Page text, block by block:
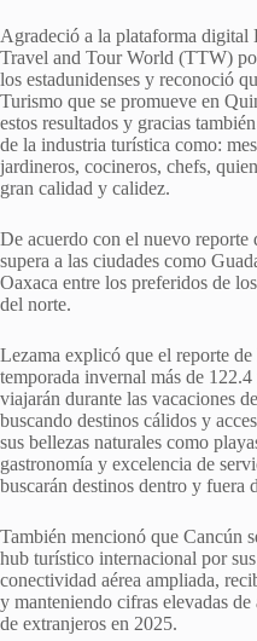
Agradeció a la plataforma digital
Travel and Tour World (TTW)
los estadunidenses y reconoció
Turismo que se promueve en
estos resultados y gracias
de la industria turística como:
jardineros, cocineros, chefs,
gran calidad y calidez.
De acuerdo con el nuevo
supera a las ciudades como
Oaxaca entre los preferidos de
del norte.
Lezama explicó que el reporte
temporada invernal más de
viajarán durante las vacaciones
buscando destinos cálidos y
sus bellezas naturales como
gastronomía y excelencia de
buscarán destinos dentro y fuera
También mencionó que Cancún
hub turístico internacional por
conectividad aérea ampliada,
y manteniendo cifras elevadas
de extranjeros en 2025.